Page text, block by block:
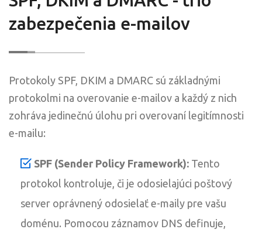
zabezpečenia e-mailov
Protokoly SPF, DKIM a DMARC sú základnými
protokolmi na overovanie e-mailov a každý z nich
zohráva jedinečnú úlohu pri overovaní legitímnosti
e-mailu:
SPF (Sender Policy Framework): Tento
protokol kontroluje, či je odosielajúci poštový
server oprávnený odosielať e-maily pre vašu
doménu. Pomocou záznamov DNS definuje,